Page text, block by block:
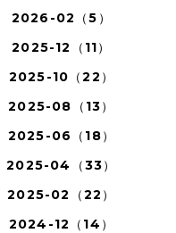
2026-02（5）
2025-12（11）
2025-10（22）
2025-08（13）
2025-06（18）
2025-04（33）
2025-02（22）
2024-12（14）